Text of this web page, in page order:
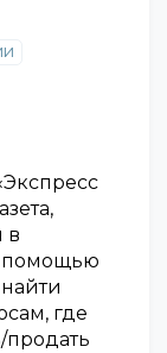
в
помощью
где
продать